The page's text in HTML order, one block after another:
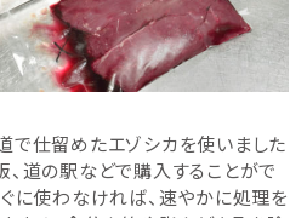
で仕留めたエゾシカを使いました
、道の駅などで購入することがで
に使わなければ、速やかに処理を